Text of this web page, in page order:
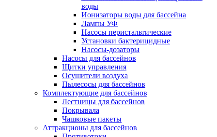
воды
Ионизаторы воды для бассейна
Лампы УФ
Насосы перистальтические
Установки бактерицидные
Насосы-дозаторы
Насосы для бассейнов
Щитки управления
Осушители воздуха
Пылесосы для бассейнов
Комплектующие для бассейнов
Лестницы для бассейнов
Покрывала
Чашковые пакеты
Аттракционы для бассейнов